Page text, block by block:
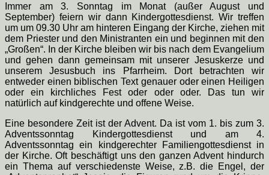
Immer am 3. Sonntag im Monat (außer August und
September) feiern wir dann Kindergottesdienst. Wir treffen
um um 09.30 Uhr am hinteren Eingang der Kirche, ziehen mit
dem Priester und den Ministranten ein und beginnen mit den
„Großen“. In der Kirche bleiben wir bis nach dem Evangelium
und gehen dann gemeinsam mit unserer Jesuskerze und
unserem Jesusbuch ins Pfarrheim. Dort betrachten wir
entweder einen biblischen Text genauer oder einen Heiligen
oder ein kirchliches Fest oder oder oder. Das tun wir
natürlich auf kindgerechte und offene Weise.
Eine besondere Zeit ist der Advent. Da ist vom 1. bis zum 3.
Adventssonntag Kindergottesdienst und am 4.
Adventssonntag ein kindgerechter Familiengottesdienst in
der Kirche. Oft beschäftigt uns den ganzen Advent hindurch
ein Thema auf verschiedenste Weise, z.B. die Engel, der